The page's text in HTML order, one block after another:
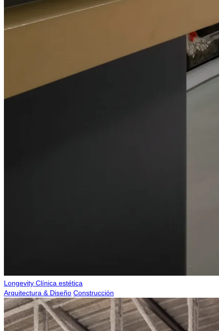
Longevity Clínica estética
Arquitectura & Diseño Construcción